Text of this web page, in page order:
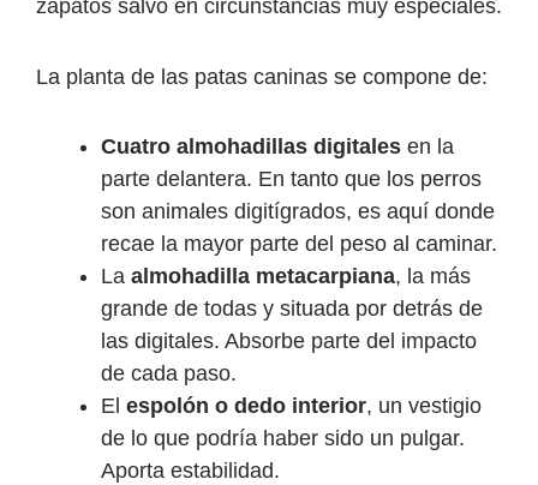
zapatos salvo en circunstancias muy especiales.
La planta de las patas caninas se compone de:
Cuatro almohadillas digitales en la
parte delantera. En tanto que los perros
son animales digitígrados, es aquí donde
recae la mayor parte del peso al caminar.
La almohadilla metacarpiana, la más
grande de todas y situada por detrás de
las digitales. Absorbe parte del impacto
de cada paso.
El espolón o dedo interior, un vestigio
de lo que podría haber sido un pulgar.
Aporta estabilidad.